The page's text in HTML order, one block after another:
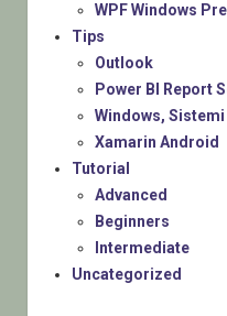
WPF Windows
Tips
Outlook
Power BI Report
Windows, Sistemi
Xamarin Android
Tutorial
Advanced
Beginners
Intermediate
Uncategorized